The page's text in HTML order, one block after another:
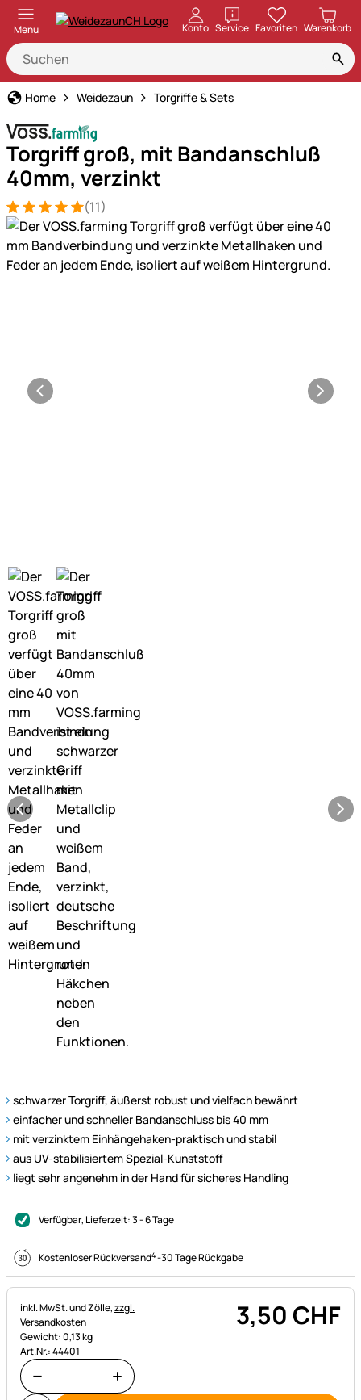
Menu Konto ServiceöffnenFavoriten Warenkorb
Home Weidezaun Torgriffe & Sets
Torgriff groß, mit Bandanschluß
40mm, verzinkt
Bewertung: 5 von 5 (11 Bewertungen)
11 Bewertungen
(11)
Produktgalerie
schwarzer Torgriff, äußerst robust und vielfach bewährt
einfacher und schneller Bandanschluss bis 40 mm
mit verzinktem Einhängehaken-praktisch und stabil
aus UV-stabilisiertem Spezial-Kunststoff
liegt sehr angenehm in der Hand für sicheres Handling
Verfügbar, Lieferzeit:3 - 6 Tage
Kostenloser Rückversand4-30 Tage Rückgabe
Steuerhinweis:
inkl. MwSt. und Zölle,zzgl.
Versandkosten
Gewicht: 0,13 kg
Art.Nr.: 44401
3,50 CHF